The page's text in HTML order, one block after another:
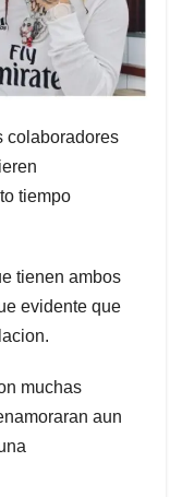
colaboradores
tiempo
tienen ambos
evidente que
muchas
aun